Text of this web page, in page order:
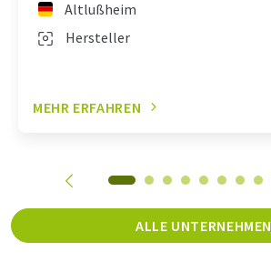
Hersteller
Altlußheim
MEHR ERFAHREN
ALLE UNTERNEHMEN